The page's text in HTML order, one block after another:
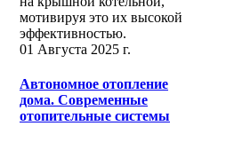
мотивируя это их высокой
эффективностью.
01 Августа 2025 г.
Автономное отопление
дома. Современные
отопительные системы